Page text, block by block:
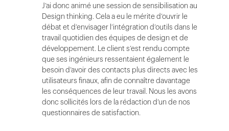
J’ai donc animé une session de sensibilisation au
Design thinking. Cela a eu le mérite d’ouvrir le
débat et d’envisager l’intégration d’outils dans le
travail quotidien des équipes de design et de
développement. Le client s’est rendu compte
que ses ingénieurs ressentaient également le
besoin d’avoir des contacts plus directs avec les
utilisateurs finaux, afin de connaître davantage
les conséquences de leur travail. Nous les avons
donc sollicités lors de la rédaction d’un de nos
questionnaires de satisfaction.